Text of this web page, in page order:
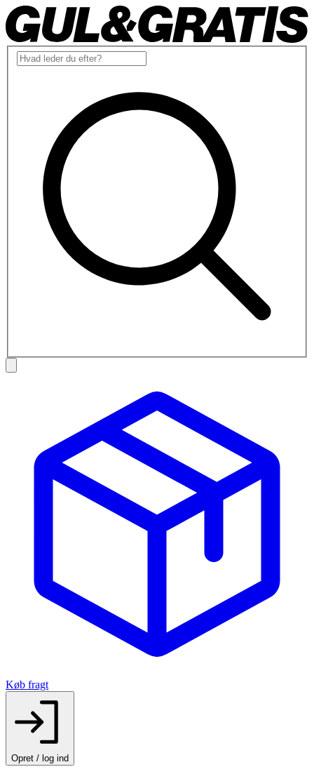
Køb fragt
Opret / log ind